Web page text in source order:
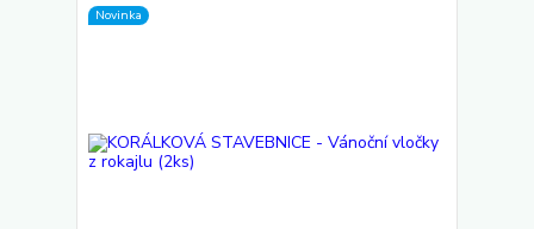
Novinka